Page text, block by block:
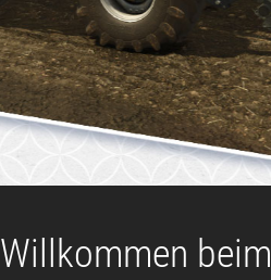
Willkommen beim